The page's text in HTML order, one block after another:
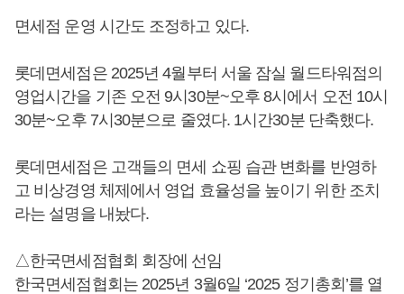
면세점 운영 시간도 조정하고 있다.
롯데면세점은 2025년 4월부터 서울 잠실 월드타워점의
영업시간을 기존 오전 9시30분~오후 8시에서 오전 10시
30분~오후 7시30분으로 줄였다. 1시간30분 단축했다.
롯데면세점은 고객들의 면세 쇼핑 습관 변화를 반영하
고 비상경영 체제에서 영업 효율성을 높이기 위한 조치
라는 설명을 내놨다.
△한국면세점협회 회장에 선임
한국면세점협회는 2025년 3월6일 ‘2025 정기총회’를 열